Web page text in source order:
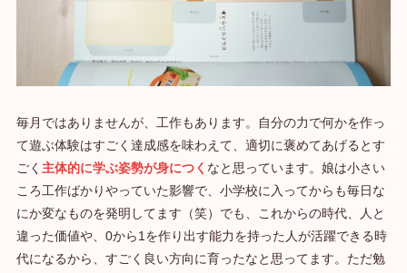
毎月ではありませんが、工作もあります。自分の力で何かを作っ
て遊ぶ体験はすごく達成感を味わえて、適切に褒めてあげるとす
ごく 主体的に学ぶ姿勢が身につく なと思っています。娘は小さい
ころ工作ばかりやっていた影響で、小学校に入ってからも毎日な
にか変なものを発明してます（笑）でも、これからの時代、人と
違った価値や、0から1を作り出す能力を持った人が活躍できる時
代になるから、すごく良い方向に育ったなと思ってます。ただ勉